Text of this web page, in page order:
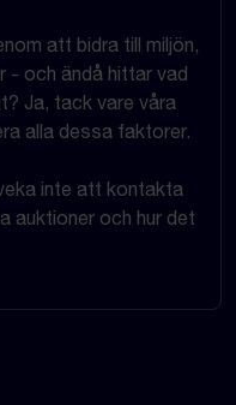
att bidra till miljön,
- och ändå hittar vad
Ja, tack vare våra
alla dessa faktorer.
inte att kontakta
auktioner och hur det